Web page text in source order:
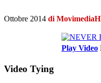
Ottobre 2014 di
Play Video
Video Tying